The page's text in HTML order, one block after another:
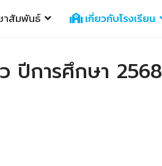
าสัมพันธ์ เกี่ยวกับโรงเรียน
ปีการศึกษา